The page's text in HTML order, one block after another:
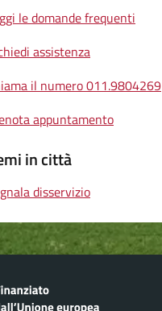
le domande frequenti
assistenza
il numero 011.9804269
appuntamento
in città
disservizio